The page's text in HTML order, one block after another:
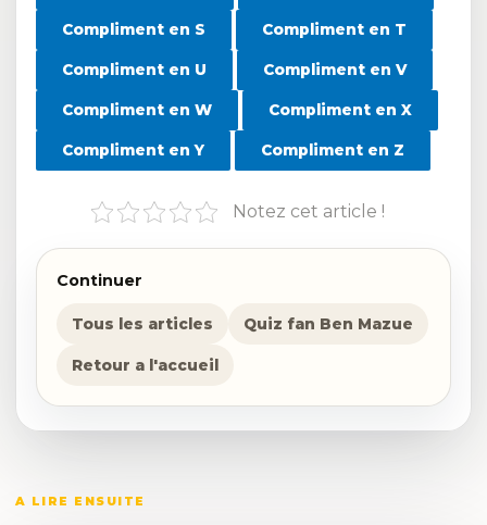
Compliment en S Compliment en T
Compliment en U Compliment en V
Compliment en W Compliment en X
Compliment en Y Compliment en Z
Notez cet article !
Continuer
Tous les articles Quiz fan Ben Mazue
Retour a l'accueil
A LIRE ENSUITE